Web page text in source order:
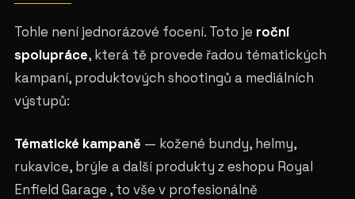
Tohle není jednorázové focení. Toto je roční
spolupráce, která tě provede řadou tématických
kampaní, produktových shootingů a mediálních
výstupů:
Tématické kampaně — kožené bundy, helmy,
rukavice, brýle a další produkty z eshopu Royal
Enfield Garage , to vše v profesionálně